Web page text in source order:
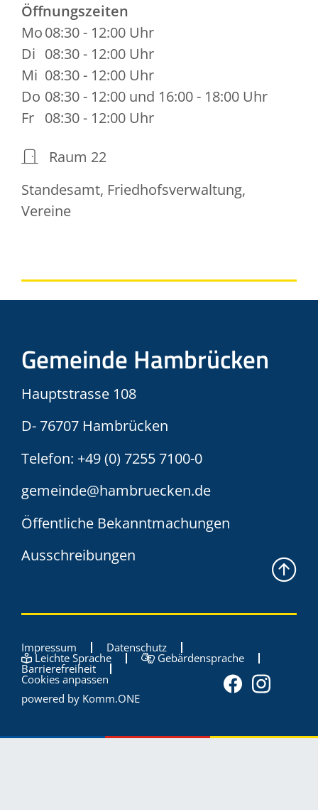
Öffnungszeiten
Mo08:30 - 12:00 Uhr
Di 08:30 - 12:00 Uhr
Mi 08:30 - 12:00 Uhr
Do 08:30 - 12:00 und 16:00 - 18:00 Uhr
Fr 08:30 - 12:00 Uhr
Raum 22
Standesamt, Friedhofsverwaltung,
Vereine
Gemeinde Hambrücken
Hauptstrasse 108
D- 76707 Hambrücken
Telefon: +49 (0) 7255 7100-0
gemeinde@hambruecken.de
Öffentliche Bekanntmachungen
Ausschreibungen
Impressum Datenschutz
Leichte Sprache Gebärdensprache
Barrierefreiheit
Cookies anpassen
powered by Komm.ONE